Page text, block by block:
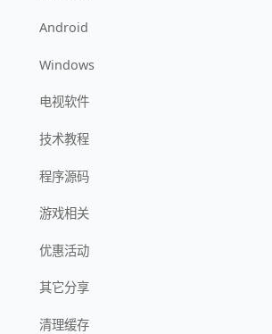
Android
Windows
电视软件
技术教程
程序源码
游戏相关
优惠活动
其它分享
清理缓存